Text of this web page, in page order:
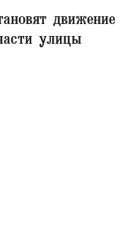
движение
улицы